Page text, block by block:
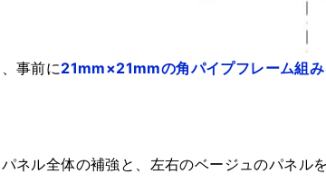
事前に21mm×21mmの角パイプフレーム組み
ネル全体の補強と、左右のベージュのパネル